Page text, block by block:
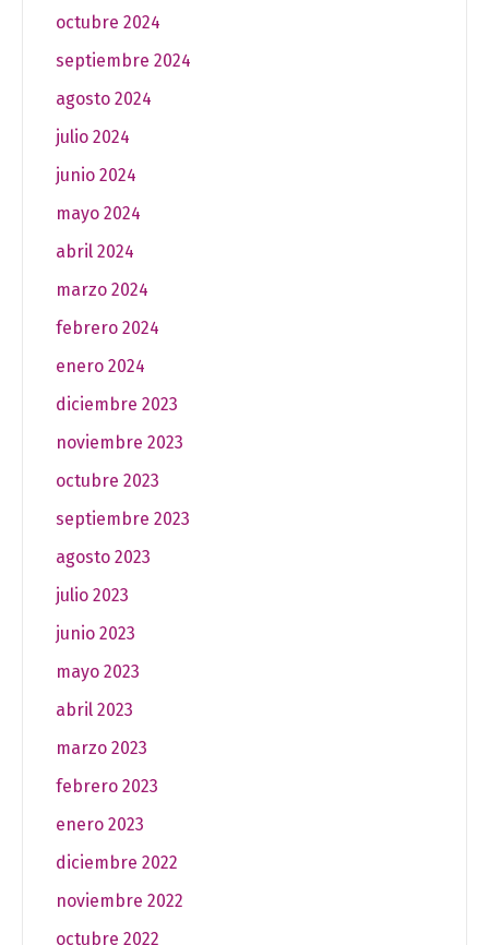
octubre 2024
septiembre 2024
agosto 2024
julio 2024
junio 2024
mayo 2024
abril 2024
marzo 2024
febrero 2024
enero 2024
diciembre 2023
noviembre 2023
octubre 2023
septiembre 2023
agosto 2023
julio 2023
junio 2023
mayo 2023
abril 2023
marzo 2023
febrero 2023
enero 2023
diciembre 2022
noviembre 2022
octubre 2022